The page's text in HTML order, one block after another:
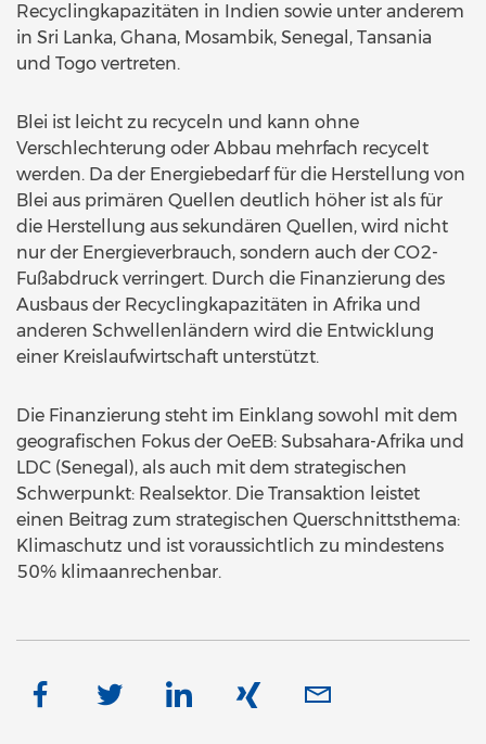
Recyclingkapazitäten in Indien sowie unter anderem
in Sri Lanka, Ghana, Mosambik, Senegal, Tansania
und Togo vertreten.
Blei ist leicht zu recyceln und kann ohne
Verschlechterung oder Abbau mehrfach recycelt
werden. Da der Energiebedarf für die Herstellung von
Blei aus primären Quellen deutlich höher ist als für
die Herstellung aus sekundären Quellen, wird nicht
nur der Energieverbrauch, sondern auch der CO2-
Fußabdruck verringert. Durch die Finanzierung des
Ausbaus der Recyclingkapazitäten in Afrika und
anderen Schwellenländern wird die Entwicklung
einer Kreislaufwirtschaft unterstützt.
Die Finanzierung steht im Einklang sowohl mit dem
geografischen Fokus der OeEB: Subsahara-Afrika und
LDC (Senegal), als auch mit dem strategischen
Schwerpunkt: Realsektor. Die Transaktion leistet
einen Beitrag zum strategischen Querschnittsthema:
Klimaschutz und ist voraussichtlich zu mindestens
50% klimaanrechenbar.